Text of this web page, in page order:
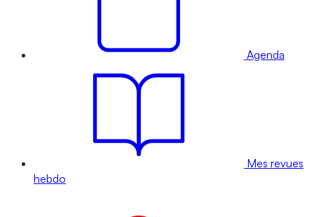
Agenda
Mes revues
hebdo